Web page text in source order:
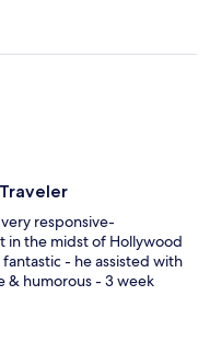
responsive-
in the midst of Hollywood
- he assisted with
& humorous - 3 week